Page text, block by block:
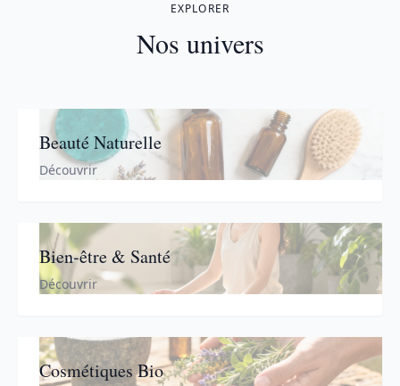
EXPLORER
Nos univers
Beauté Naturelle
Découvrir
Bien-être & Santé
Découvrir
Cosmétiques Bio